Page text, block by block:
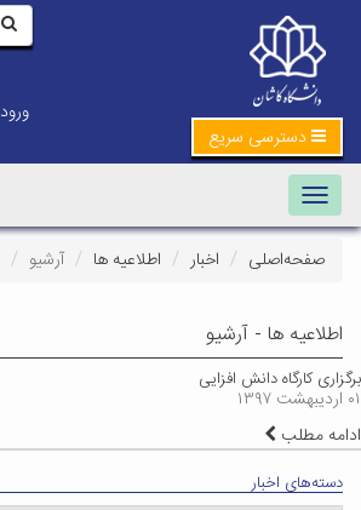
ورود
دسترسی سریع
Toggle navigation
صفحه‌اصلی اخبار اطلاعیه ها آرشیو
اطلاعیه ها - آرشیو
برگزاری کارگاه دانش افزایی
۰۱ اردیبهشت ۱۳۹۷
ادامه مطلب
دسته‌های اخبار